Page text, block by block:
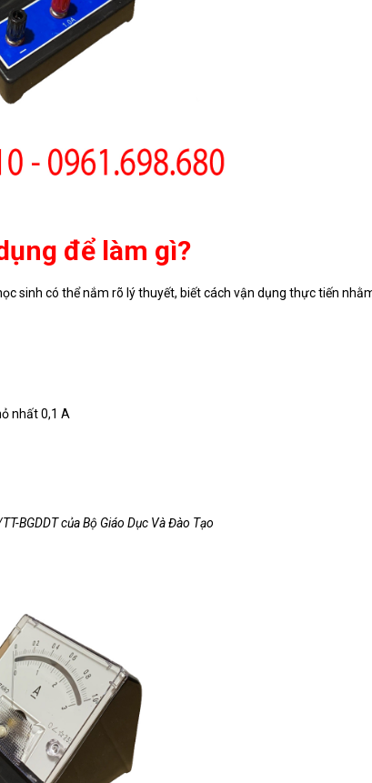
để làm gì?
sinh có thể nắm rõ lý thuyết, biết cách vận dụng thực tiến
nhất 0,1 A
BGDDT của Bộ Giáo Dục Và Đào Tạo